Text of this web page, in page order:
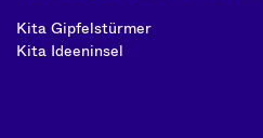
Kita Gipfelstürmer
Kita Ideeninsel